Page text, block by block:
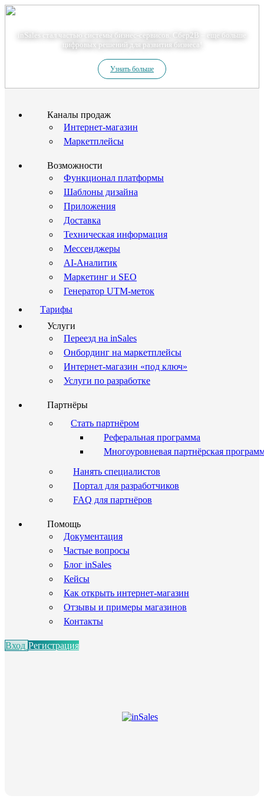
inSales стал частью системы бизнес-сервисов. Сбер2В – еще больше
цифровых решений для развития бизнеса!
Узнать больше
Каналы продаж
Интернет-магазин
Маркетплейсы
Возможности
Функционал платформы
Шаблоны дизайна
Приложения
Доставка
Техническая информация
Мессенджеры
AI-Аналитик
Маркетинг и SEO
Генератор UTM-меток
Тарифы
Услуги
Переезд на inSales
Онбординг на маркетплейсы
Интернет-магазин «под ключ»
Услуги по разработке
Партнёры
Стать партнёром
Реферальная программа
Многоуровневая партнёрская
Нанять специалистов
Портал для разработчиков
FAQ для партнёров
Помощь
Документация
Частые вопросы
Блог inSales
Кейсы
Как открыть интернет-магазин
Отзывы и примеры магазинов
Контакты
Вход Регистрация